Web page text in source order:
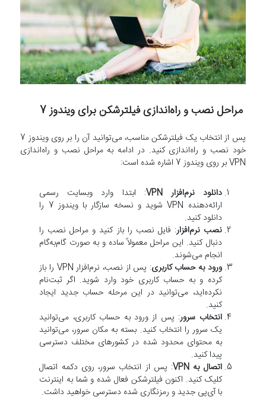
مراحل نصب و راه‌اندازی فیلترشکن برای ویندوز 7
پس از انتخاب یک فیلترشکن مناسب، می‌توانید آن را بر روی ویندوز 7
خود نصب و راه‌اندازی کنید. در ادامه به مراحل نصب و راه‌اندازی
VPN بر روی ویندوز 7 اشاره شده است:
دانلود نرم‌افزار VPN
: ابتدا وارد وبسایت رسمی
ارائه‌دهنده VPN شوید و نسخه سازگار با ویندوز 7 را
دانلود کنید.
نصب نرم‌افزار: فایل نصب را باز کنید و مراحل نصب را
دنبال کنید. این مراحل معمولاً ساده و به صورت گام‌به‌گام
انجام می‌شوند.
ورود به حساب کاربری
: پس از نصب، نرم‌افزار VPN را باز
کرده و به حساب کاربری خود وارد شوید. اگر ثبت‌نام
نکرده‌اید، می‌توانید در این مرحله حساب جدید ایجاد
کنید.
انتخاب سرور: پس از ورود به حساب کاربری، می‌توانید
یک سرور را انتخاب کنید. بسته به مکان سرور، می‌توانید
به محتوای محدود شده در کشورهای مختلف دسترسی
پیدا کنید.
اتصال به VPN
: پس از انتخاب سرور، روی دکمه اتصال
کلیک کنید. اکنون فیلترشکن فعال شده و شما به اینترنت
با آی‌پی جدید و رمزنگاری شده دسترسی خواهید داشت.